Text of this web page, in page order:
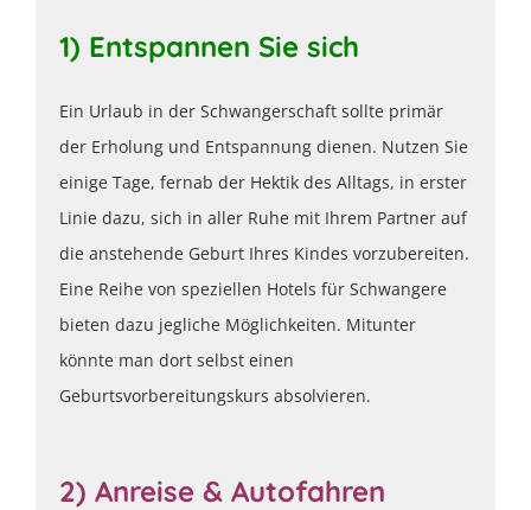
1) Entspannen Sie sich
Ein Urlaub in der Schwangerschaft sollte primär
der Erholung und Entspannung dienen. Nutzen Sie
einige Tage, fernab der Hektik des Alltags, in erster
Linie dazu, sich in aller Ruhe mit Ihrem Partner auf
die anstehende Geburt Ihres Kindes vorzubereiten.
Eine Reihe von speziellen Hotels für Schwangere
bieten dazu jegliche Möglichkeiten. Mitunter
könnte man dort selbst einen
Geburtsvorbereitungskurs absolvieren.
2) Anreise & Autofahren